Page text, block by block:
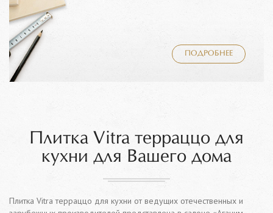
ПОДРОБНЕЕ
Плитка Vitra терраццо для
кухни для Вашего дома
Плитка Vitra терраццо для кухни от ведущих отечественных и